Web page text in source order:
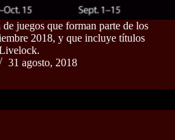
juegos que forman parte de los
2018, y que incluye títulos
31 agosto, 2018